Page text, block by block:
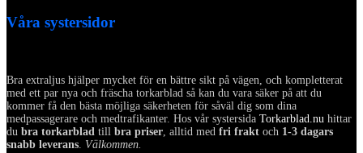
Våra systersidor
Bra extraljus hjälper mycket för en bättre sikt på vägen, och kompletterat
med ett par nya och fräscha torkarblad så kan du vara säker på att du
kommer få den bästa möjliga säkerheten för såväl dig som dina
medpassagerare och medtrafikanter. Hos vår systersida Torkarblad.nu hittar
du bra torkarblad till bra priser , alltid med fri frakt och 1-3 dagars
snabb leverans Välkommen.